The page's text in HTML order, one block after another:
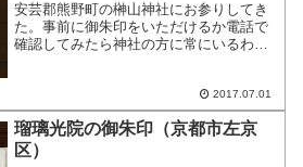
安芸郡熊野町の榊山神社にお参りしてき
た。事前に御朱印をいただけるか電話で
確認してみたら神社の方に常にいるわけ
るとのこと。階段を上って行くうち見え
てくるけど、ここは鳥居の...
2017.07.01
瑠璃光院の御朱印（京都市左京
区）